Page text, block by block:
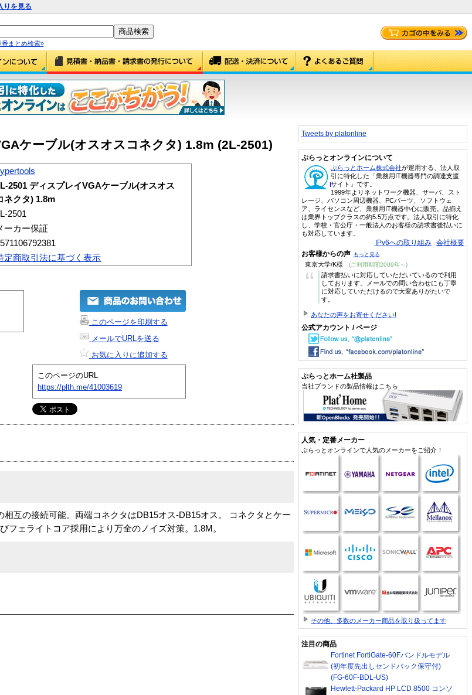
りを見る
番まとめ検索»
ケーブル(オスオスコネクタ) 1.8m (2L-2501)
2501 ディスプレイVGAケーブル(オスオス
ネクタ) 1.8m
2501
ーカー保証
定商取引法に基づく表示
このページを印刷する
メールでURLを送る
お気に入りに追加する
このページのURL
https://plth.me/41003619
互の接続可能。両端コネクタはDB15オス-DB15オス。 コネクタとケー
フェライトコア採用により万全のノイズ対策。1.8M。
Tweets by platonline
ぷらっとオンラインについて
ぷらっとホーム株式会社が運用する、法人取
引に特化した「業務用IT機器専門の調達支援
サイト」です。
1999年よりネットワーク機器、サーバ、スト
レージ、パソコン周辺機器、PCパーツ、ソフトウェ
ア、ライセンスなど、業務用IT機器中心に販売。品揃え
は業界トップクラスの約5.5万点です。法人取引に特化
し、学校・官公庁・一般法人のお客様の請求書後払いに
も対応しています。
IPv6への取り組み 会社概要
お客様からの声 もっと見る
東京大学/K様 (ご利用期間2009年～)
“
請求書払いに対応していただいているので利用
しております。メールでの問い合わせにも丁寧
に対応していただけるので大変ありがたいで
す。
あなたの声をお寄せください!
公式アカウント / ページ
ぷらっとホーム社製品
当社ブランドの製品情報はこちら
人気・定番メーカー
ぷらっとオンラインで人気のメーカーをご紹介！
その他、多数のメーカー商品を取り扱ってます
注目の商品
Fortinet FortiGate-60Fバンドルモデル
(初年度先出しセンドバック保守付)
(FG-60F-BDL-US)
Hewlett-Packard HP LCD 8500 コンソ